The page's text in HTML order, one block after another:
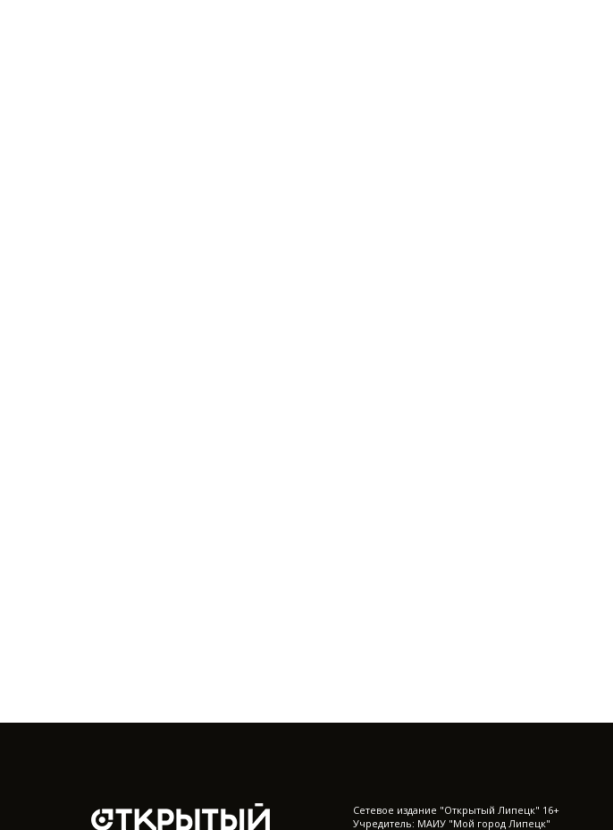
Cетевое издание "Открытый Липецк" 16+
Учредитель: МАИУ "Мой город Липецк"